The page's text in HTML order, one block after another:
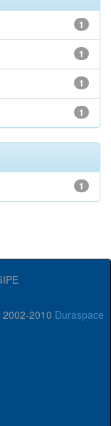
1
1
1
1
1
2010 Duraspace